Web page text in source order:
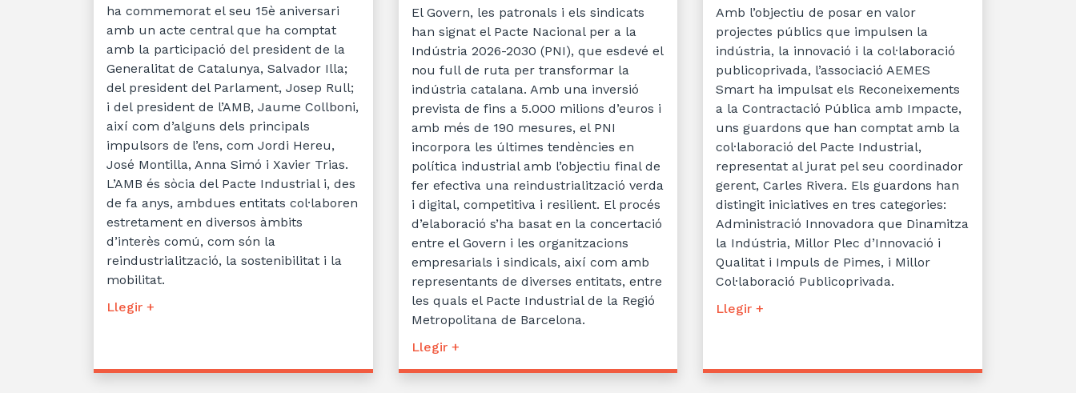
ha commemorat el seu 15è aniversari
amb un acte central que ha comptat
amb la participació del president de la
Generalitat de Catalunya, Salvador Illa;
del president del Parlament, Josep Rull;
i del president de l’AMB, Jaume Collboni,
així com d’alguns dels principals
impulsors de l’ens, com Jordi Hereu,
José Montilla, Anna Simó i Xavier Trias.
L’AMB és sòcia del Pacte Industrial i, des
de fa anys, ambdues entitats col·laboren
estretament en diversos àmbits
d’interès comú, com són la
reindustrialització, la sostenibilitat i la
mobilitat.
Llegir +
El Govern, les patronals i els sindicats
han signat el Pacte Nacional per a la
Indústria 2026-2030 (PNI), que esdevé el
nou full de ruta per transformar la
indústria catalana. Amb una inversió
prevista de fins a 5.000 milions d’euros i
amb més de 190 mesures, el PNI
incorpora les últimes tendències en
política industrial amb l’objectiu final de
fer efectiva una reindustrialització verda
i digital, competitiva i resilient. El procés
d’elaboració s’ha basat en la concertació
entre el Govern i les organitzacions
empresarials i sindicals, així com amb
representants de diverses entitats, entre
les quals el Pacte Industrial de la Regió
Metropolitana de Barcelona.
Llegir +
Amb l’objectiu de posar en valor
projectes públics que impulsen la
indústria, la innovació i la col·laboració
publicoprivada, l’associació AEMES
Smart ha impulsat els Reconeixements
a la Contractació Pública amb Impacte,
uns guardons que han comptat amb la
col·laboració del Pacte Industrial,
representat al jurat pel seu coordinador
gerent, Carles Rivera. Els guardons han
distingit iniciatives en tres categories:
Administració Innovadora que Dinamitza
la Indústria, Millor Plec d’Innovació i
Qualitat i Impuls de Pimes, i Millor
Col·laboració Publicoprivada.
Llegir +